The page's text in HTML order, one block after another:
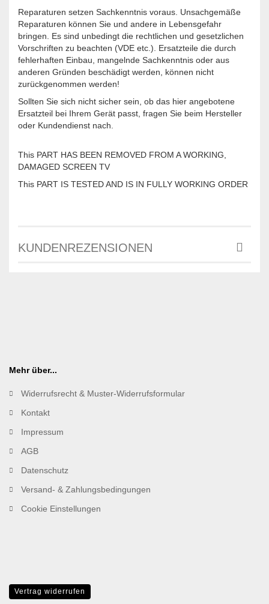
Reparaturen setzen Sachkenntnis voraus. Unsachgemäße
Reparaturen können Sie und andere in Lebensgefahr
bringen. Es sind unbedingt die rechtlichen und gesetzlichen
Vorschriften zu beachten (VDE etc.). Ersatzteile die durch
fehlerhaften Einbau, mangelnde Sachkenntnis oder aus
anderen Gründen beschädigt werden, können nicht
zurückgenommen werden!
Sollten Sie sich nicht sicher sein, ob das hier angebotene
Ersatzteil bei Ihrem Gerät passt, fragen Sie beim Hersteller
oder Kundendienst nach.
This PART HAS BEEN REMOVED FROM A WORKING,
DAMAGED SCREEN TV
This PART IS TESTED AND IS IN FULLY WORKING ORDER
KUNDENREZENSIONEN
Mehr über...
Widerrufsrecht & Muster-Widerrufsformular
Kontakt
Impressum
AGB
Datenschutz
Versand- & Zahlungsbedingungen
Cookie Einstellungen
Vertrag widerrufen